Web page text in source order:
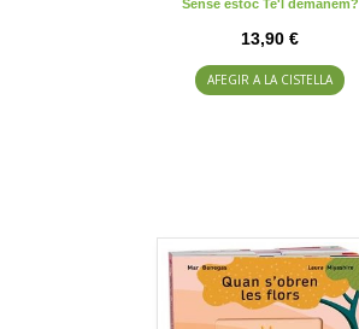
Sense estoc Te'l demanem?
13,90 €
AFEGIR A LA CISTELLA